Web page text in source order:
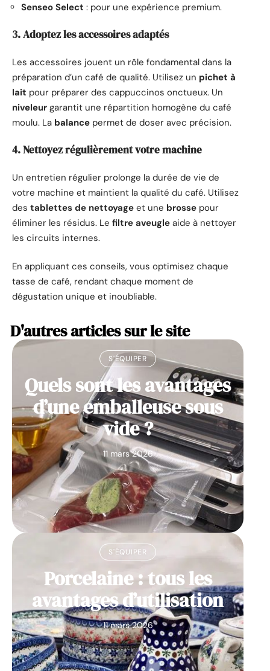
Senseo Select : pour une expérience premium.
3. Adoptez les accessoires adaptés
Les accessoires jouent un rôle fondamental dans la
préparation d’un café de qualité. Utilisez un pichet à
lait pour préparer des cappuccinos onctueux. Un
niveleur garantit une répartition homogène du café
moulu. La balance permet de doser avec précision.
4. Nettoyez régulièrement votre machine
Un entretien régulier prolonge la durée de vie de
votre machine et maintient la qualité du café. Utilisez
des tablettes de nettoyage et une brosse pour
éliminer les résidus. Le filtre aveugle aide à nettoyer
les circuits internes.
En appliquant ces conseils, vous optimisez chaque
tasse de café, rendant chaque moment de
dégustation unique et inoubliable.
D'autres articles sur le site
S'ÉQUIPER
Quels sont les avantages
d’une emballeuse sous
vide ?
11 mars 2026
S'ÉQUIPER
Porcelaine : tous les
avantages d’utilisation
11 mars 2026